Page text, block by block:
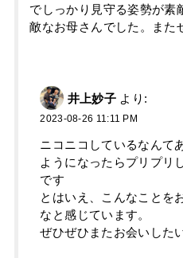
でしっかり見守る姿勢が素
敵なお母さんでした。また
井上妙子 より:
2023-08-26 11:11 PM
ニコニコしているなんて
ようになったらプリプリ
です
とはいえ、こんなことを
なと感じています。
ぜひぜひまたお会いした